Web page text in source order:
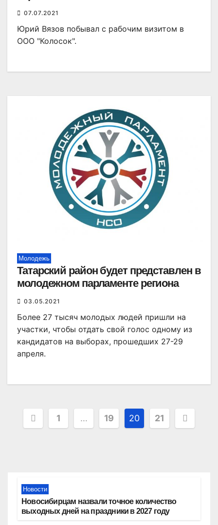
07.07.2021
Юрий Вязов побывал с рабочим визитом в
ООО "Колосок".
Молодежь
Татарский район будет представлен в
молодежном парламенте региона
03.05.2021
Более 27 тысяч молодых людей пришли на
участки, чтобы отдать свой голос одному из
кандидатов на выборах, прошедших 27-29
апреля.
Пагинация
1 … 19 20 21
Новости
Новосибирцам назвали точное количество
выходных дней на праздники в 2027 году